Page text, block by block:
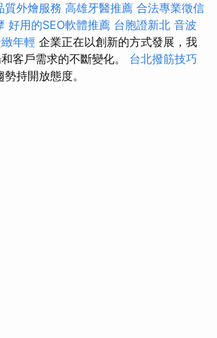
質外燴服務 高雄牙醫推薦 合法專業徵信
好用的SEO軟體推薦 台胞證新北 音波
年輕 企業正在以創新的方式發展，我
客戶需求的不斷變化。 台北撥筋技巧
持開放態度。